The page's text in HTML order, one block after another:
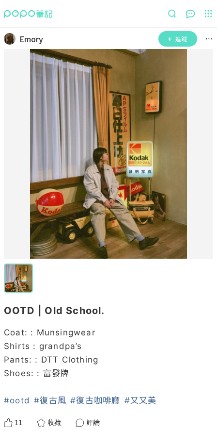
Emory 追蹤
OOTD | Old School.
Coat: : Munsingwear
Shirts : grandpa’s
Pants: : DTT Clothing
Shoes: : 富發牌
#ootd #復古風 #復古咖啡廳 #又又美
11 收藏
評論